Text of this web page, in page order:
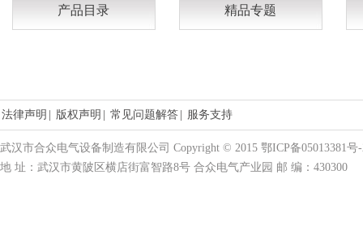
产品目录 精品专题
法律声明 版权声明 常见问题解答 服务支持
武汉市合众电气设备制造有限公司 Copyright © 2015 鄂ICP备05013381号
地 址：武汉市黄陂区横店街富智路8号 合众电气产业园 邮 编：430300